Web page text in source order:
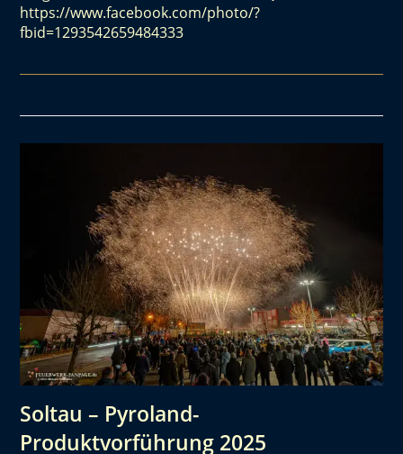
https://www.facebook.com/photo/?
fbid=1293542659484333
Soltau – Pyroland-
Produktvorführung 2025